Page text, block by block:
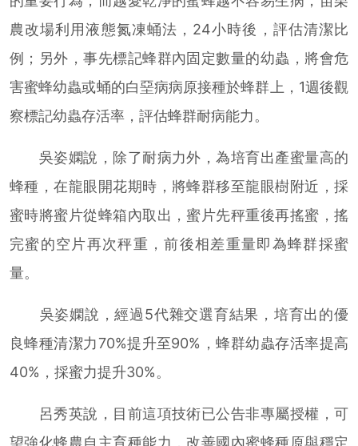
農改場利用液態氮凍蛹法，24小時後，評估清潔比
例；另外，事先標記蜂群內固定數量的幼蟲，將會危
害蜜蜂幼蟲或蛹的白堊病病原接種於蜂群上，1週後觀
察標記幼蟲存活率，評估蜂群耐病能力。
吳姿嫻說，除了耐病力外，為培育出產蜜量高的
蜂種，在龍眼開花期時，將蜂群移至龍眼樹附近，採
蜜時將蜜片從蜂箱內取出，蜜片先秤重後再搖蜜，搖
完蜜的空片再次秤重，前後相差重量即為蜂群採蜜
量。
吳姿嫻說，經過5代雜交選育結果，培育出的優
良蜂種清潔力70%提升至90%，蜂群幼蟲存活率提高
40%，採蜜力提升30%。
呂秀英說，目前這項技術已公告非專屬授權，可
望強化蜂農自主育種能力，改善國內蜜蜂種原與穩定